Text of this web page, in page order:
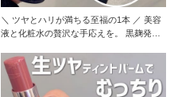
＼ ツヤとハリが満ちる至福の1本 ／ 美容
液と化粧水の贅沢な手応えを。 黒麹発酵